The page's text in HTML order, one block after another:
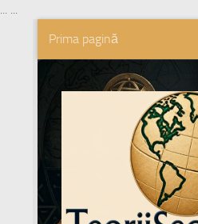
... ...
Skip to content
Prima pagină